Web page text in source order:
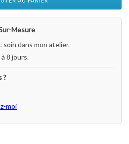
Mesure
soin dans mon atelier.
8 jours.
?
moi